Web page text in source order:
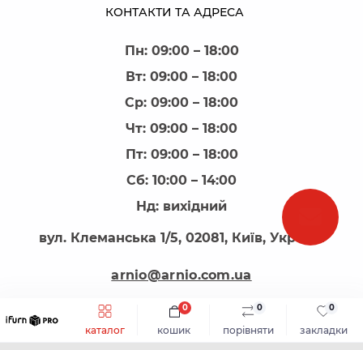
каталог порівняти
0
закладки
0
кошик
0
КОНТАКТИ ТА АДРЕСА
Пн: 09:00 – 18:00
Вт: 09:00 – 18:00
Ср: 09:00 – 18:00
Чт: 09:00 – 18:00
Пт: 09:00 – 18:00
Сб: 10:00 – 14:00
Нд: вихідний
вул. Клеманська 1/5, 02081, Київ, Україна
arnio@arnio.com.ua